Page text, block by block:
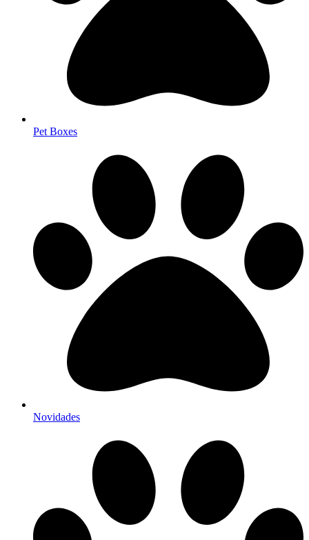
Pet Boxes
Novidades